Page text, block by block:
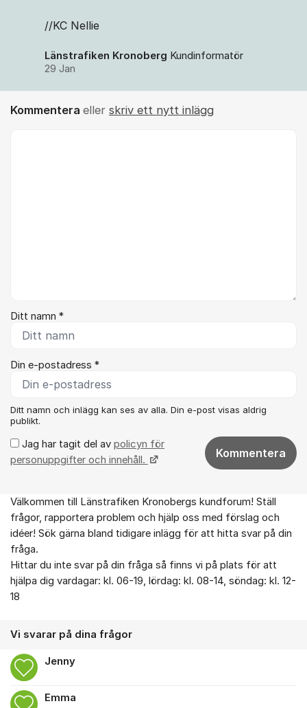
//KC Nellie
Länstrafiken Kronoberg Kundinformatör
29 Jan
Kommentera eller skriv ett nytt inlägg
Ditt namn *
Din e-postadress *
Ditt namn och inlägg kan ses av alla. Din e-post visas aldrig
publikt.
Jag har tagit del av policyn för
personuppgifter och innehåll.
Kommentera
Om forumet
Välkommen till Länstrafiken Kronobergs kundforum! Ställ
frågor, rapportera problem och hjälp oss med förslag och
idéer! Sök gärna bland tidigare inlägg för att hitta svar på din
fråga.
Hittar du inte svar på din fråga så finns vi på plats för att
hjälpa dig vardagar: kl. 06-19, lördag: kl. 08-14, söndag: kl. 12-
18
Vi svarar på dina frågor
Jenny
Emma